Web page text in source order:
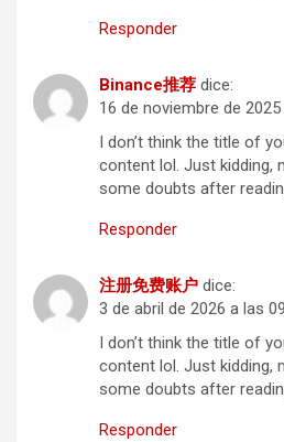
Responder
Binance推荐 dice:
16 de noviembre de
I don’t think the title of
content lol. Just kidding,
some doubts after
Responder
注册免费账户 dice:
3 de abril de 2026 a las
I don’t think the title of
content lol. Just kidding,
some doubts after
Responder